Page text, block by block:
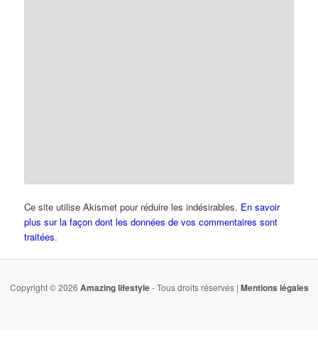
Ce site utilise Akismet pour réduire les indésirables. En savoir
plus sur la façon dont les données de vos commentaires sont
traitées.
Copyright © 2026 Amazing lifestyle- Tous droits réservés | Mentions légales